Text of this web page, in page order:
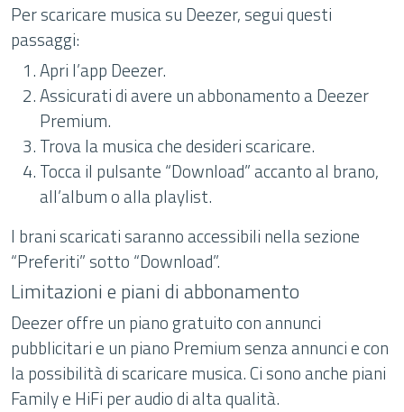
Per scaricare musica su Deezer, segui questi
passaggi:
Apri l’app Deezer.
Assicurati di avere un abbonamento a Deezer
Premium.
Trova la musica che desideri scaricare.
Tocca il pulsante “Download” accanto al brano,
all’album o alla playlist.
I brani scaricati saranno accessibili nella sezione
“Preferiti” sotto “Download”.
Limitazioni e piani di abbonamento
Deezer offre un piano gratuito con annunci
pubblicitari e un piano Premium senza annunci e con
la possibilità di scaricare musica. Ci sono anche piani
Family e HiFi per audio di alta qualità.